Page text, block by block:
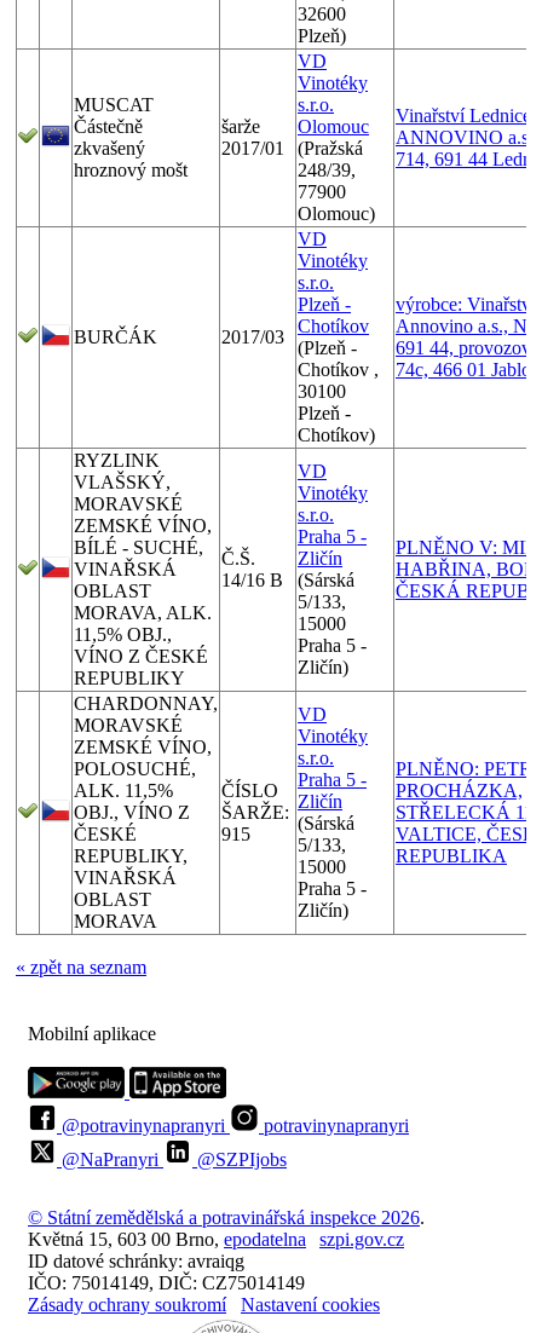
32600
Plzeň)
MUSCAT
Částečně
zkvašený
hroznový mošt
šarže
2017/01
VD
Vinotéky
s.r.o.
Olomouc
(Pražská
248/39,
77900
Olomouc)
Vinařství Lednice
ANNOVINO a.s.,
714, 691 44
BURČÁK 2017/03
VD
Vinotéky
s.r.o.
Plzeň -
Chotíkov
(Plzeň -
Chotíkov ,
30100
Plzeň -
Chotíkov)
výrobce: Vinařství
Annovino a.s.,
691 44,
74c, 466 01
RYZLINK
VLAŠSKÝ,
MORAVSKÉ
ZEMSKÉ VÍNO,
BÍLÉ - SUCHÉ,
VINAŘSKÁ
OBLAST
MORAVA, ALK.
11,5% OBJ.,
VÍNO Z ČESKÉ
REPUBLIKY
Č.Š.
14/16 B
VD
Vinotéky
s.r.o.
Praha 5 -
Zličín
(Sárská
5/133,
15000
Praha 5 -
Zličín)
PLNĚNO V:
HABŘINA,
ČESKÁ
CHARDONNAY,
MORAVSKÉ
ZEMSKÉ VÍNO,
POLOSUCHÉ,
ALK. 11,5%
OBJ., VÍNO Z
ČESKÉ
REPUBLIKY,
VINAŘSKÁ
OBLAST
MORAVA
ČÍSLO
ŠARŽE:
915
VD
Vinotéky
s.r.o.
Praha 5 -
Zličín
(Sárská
5/133,
15000
Praha 5 -
Zličín)
PLNĚNO: PETR
PROCHÁZKA,
STŘELECKÁ
VALTICE,
REPUBLIKA
« zpět na seznam
Mobilní aplikace
@potravinynapranyri
potravinynapranyri
@NaPranyri
@SZPIjobs
© Státní zemědělská a potravinářská inspekce 2026.
Květná 15, 603 00 Brno, epodatelna
szpi.gov.cz
ID datové schránky: avraiqg
IČO: 75014149, DIČ: CZ75014149
Zásady ochrany soukromí
Nastavení cookies